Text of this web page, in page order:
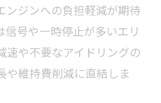
ンジンへの負担軽減が期待
号や一時停止が多いエリ
速や不要なアイドリングの
や維持費削減に直結しま